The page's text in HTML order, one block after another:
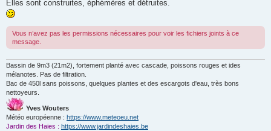
Elles sont construites, éphémères et détruites.
Vous n’avez pas les permissions nécessaires pour voir les fichiers joints à ce
message.
Bassin de 9m3 (21m2), fortement planté avec cascade, poissons rouges et ides
mélanotes. Pas de filtration.
Bac de 450l sans poissons, quelques plantes et des escargots d'eau, très bons
nettoyeurs.
Yves Wouters
Météo européenne : https://www.meteoeu.net
Jardin des Haies : https://www.jardindeshaies.be